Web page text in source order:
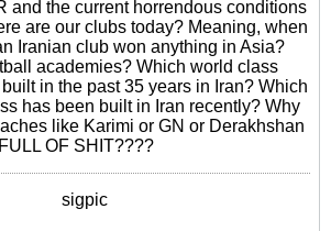
and the current horrendous conditions
are our clubs today? Meaning, when
Iranian club won anything in Asia?
academies? Which world class
in the past 35 years in Iran? Which
has been built in Iran recently? Why
like Karimi or GN or Derakhshan
OF SHIT????
sigpic